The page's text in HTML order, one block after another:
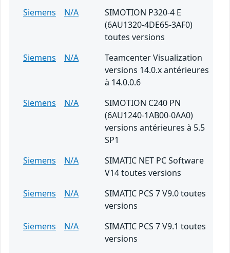
Siemens
N/A
SIMOTION P320-4 E
(6AU1320-4DE65-3AF0)
toutes versions
Siemens
N/A
Teamcenter Visualization
versions 14.0.x antérieures
à 14.0.0.6
Siemens
N/A
SIMOTION C240 PN
(6AU1240-1AB00-0AA0)
versions antérieures à 5.5
SP1
Siemens
N/A
SIMATIC NET PC Software
V14 toutes versions
Siemens
N/A
SIMATIC PCS 7 V9.0 toutes
versions
Siemens
N/A
SIMATIC PCS 7 V9.1 toutes
versions